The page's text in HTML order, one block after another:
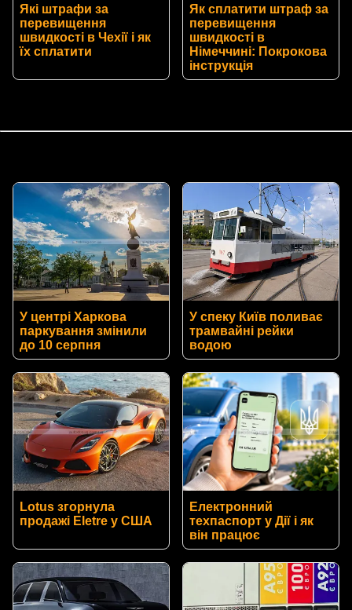
Які штрафи за
перевищення
швидкості в Чехії і як
їх сплатити
Як сплатити штраф за
перевищення
швидкості в
Німеччині: Покрокова
інструкція
У центрі Харкова
паркування змінили
до 10 серпня
У спеку Київ поливає
трамвайні рейки
водою
Lotus згорнула
продажі Eletre у США
Електронний
техпаспорт у Дії і як
він працює